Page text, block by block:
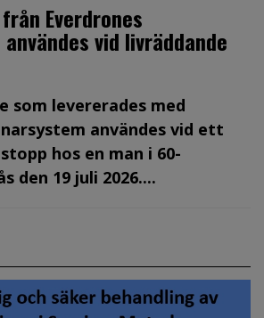
Everdrones
vid livräddande
som levererades med
användes vid ett
hos en man i 60-
den 19 juli 2026....